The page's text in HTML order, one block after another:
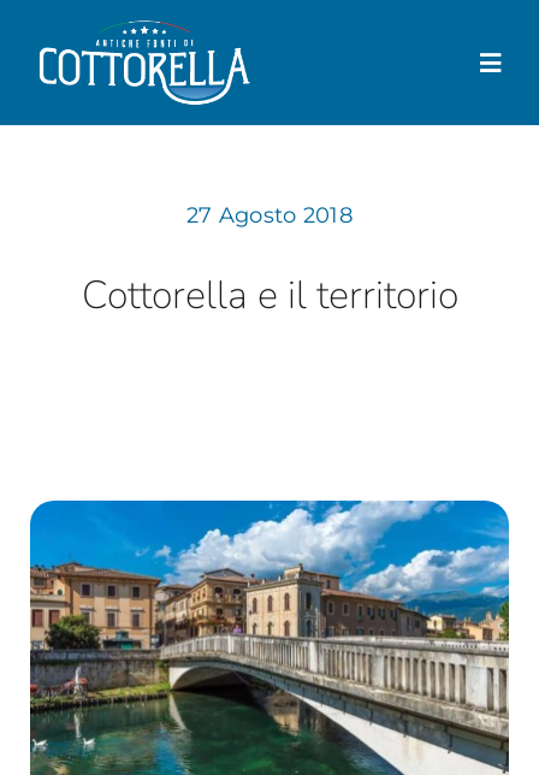
contenuto
Negozio
Il mio account
Carrello
EN
27 Agosto 2018
Cottorella e il territorio